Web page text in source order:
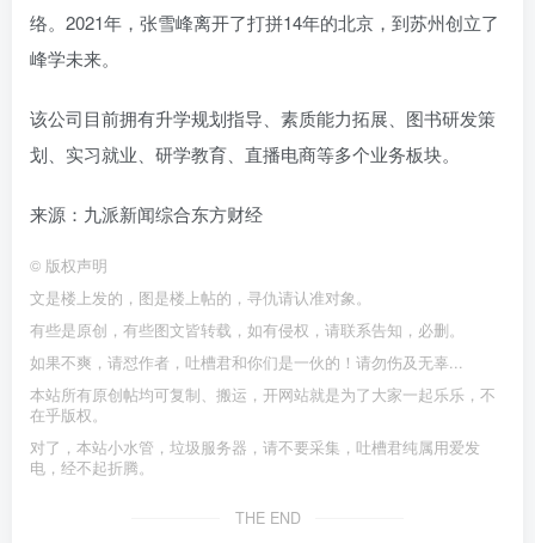
络。2021年，张雪峰离开了打拼14年的北京，到苏州创立了
峰学未来。
该公司目前拥有升学规划指导、素质能力拓展、图书研发策
划、实习就业、研学教育、直播电商等多个业务板块。
来源：九派新闻综合东方财经
© 版权声明
文是楼上发的，图是楼上帖的，寻仇请认准对象。
有些是原创，有些图文皆转载，如有侵权，请联系告知，必删。
如果不爽，请怼作者，吐槽君和你们是一伙的！请勿伤及无辜...
本站所有原创帖均可复制、搬运，开网站就是为了大家一起乐乐，不
在乎版权。
对了，本站小水管，垃圾服务器，请不要采集，吐槽君纯属用爱发
电，经不起折腾。
THE END